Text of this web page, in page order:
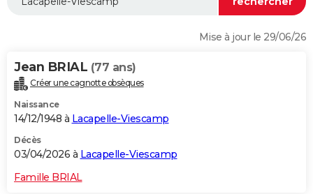
Guides de France
Escapades
Patrimoine
Expositions
Musées
Week-end nature
LIFESTYLE
Alimentation
Guide de la santé
Maladies
Médicaments
Sommeil
VOYAGE
Destinations
City break
Voyage nature
Voyage de noces
Forum
Climat
+PHOTO
GUIDES D'ACHAT
BONS PLANS
CARTE DE VOEUX
Mise à jour le 29/06/26
Jean BRIAL (77 ans)
Créer une cagnotte obsèques
Naissance
14/12/1948 à Lacapelle-Viescamp
Décès
03/04/2026 à Lacapelle-Viescamp
Famille BRIAL